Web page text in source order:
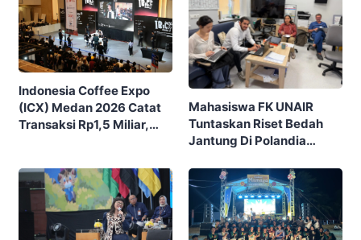
Indonesia Coffee Expo
(ICX) Medan 2026 Catat
Transaksi Rp1,5 Miliar,
Mahasiswa FK UNAIR
Tuntaskan Riset Bedah
Jantung Di Polandia
SCORE